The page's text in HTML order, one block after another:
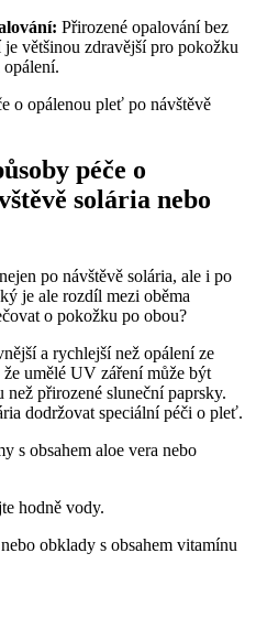
Přirozené opalování bez
většinou zdravější pro pokožku
péče o
solária nebo
po návštěvě solária, ale i po
je ale rozdíl mezi oběma
o pokožku po obou?
a rychlejší než opálení ze
umělé UV záření může být
přirozené sluneční paprsky.
dodržovat speciální péči o pleť.
s obsahem aloe vera nebo
hodně vody.
obklady s obsahem vitamínu